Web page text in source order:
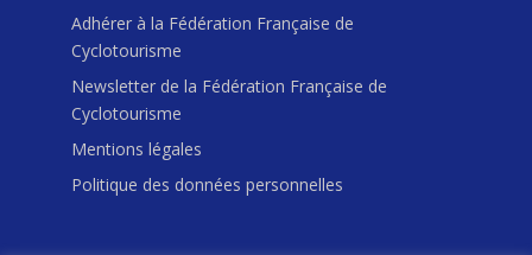
Adhérer à la Fédération Française de
Cyclotourisme
Newsletter de la Fédération Française de
Cyclotourisme
Mentions légales
Politique des données personnelles